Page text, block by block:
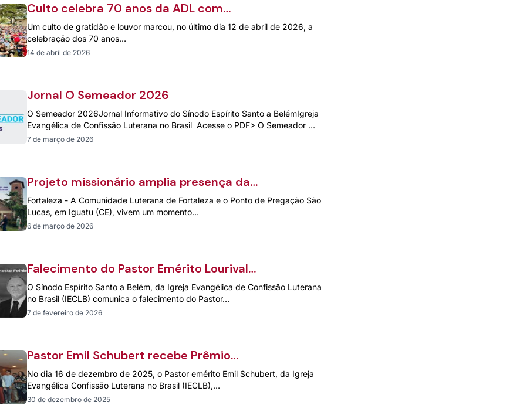
Culto celebra 70 anos da ADL com
presença expressiva da comunidade e
lideranças
Um culto de gratidão e louvor marcou, no último dia 12 de abril de 2026, a
celebração dos 70 anos…
14 de abril de 2026
Jornal O Semeador 2026
O Semeador 2026Jornal Informativo do Sínodo Espírito Santo a BelémIgreja
Evangélica de Confissão Luterana no Brasil Acesse o PDF> O Semeador …
7 de março de 2026
Projeto missionário amplia presença da
IECLB no Nordeste
Fortaleza - A Comunidade Luterana de Fortaleza e o Ponto de Pregação São
Lucas, em Iguatu (CE), vivem um momento…
6 de março de 2026
Falecimento do Pastor Emérito Lourival
Ernesto Felhberg
O Sínodo Espírito Santo a Belém, da Igreja Evangélica de Confissão Luterana
no Brasil (IECLB) comunica o falecimento do Pastor…
7 de fevereiro de 2026
Pastor Emil Schubert recebe Prêmio
Estadual de Direitos Humanos em
Vitória/ES
No dia 16 de dezembro de 2025, o Pastor emérito Emil Schubert, da Igreja
Evangélica Confissão Luterana no Brasil (IECLB),…
30 de dezembro de 2025